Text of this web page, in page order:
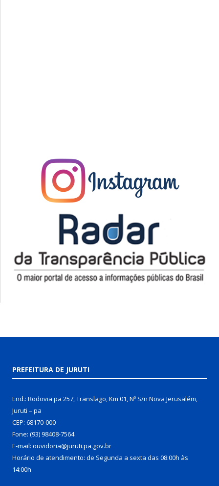
PREFEITURA DE JURUTI
End.: Rodovia pa 257, Translago, Km 01, Nº S/n Nova Jerusalém,
Juruti – pa
CEP: 68170-000
Fone: (93) 98408-7564
E-mail: ouvidoria@juruti.pa.gov.br
Horário de atendimento: de Segunda a sexta das 08:00h às
14:00h